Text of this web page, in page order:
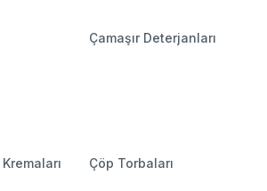
Çamaşır Deterjanları
Çöp Torbaları